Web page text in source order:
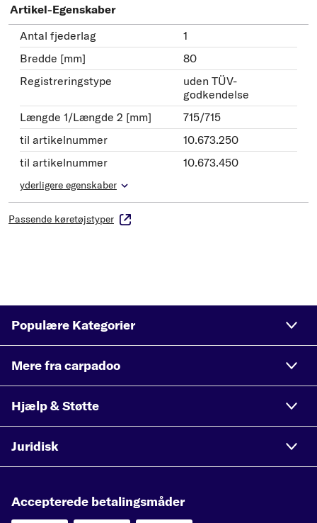
Artikel-Egenskaber
Antal fjederlag
1
Bredde [mm]
80
Registreringstype
uden TÜV-
godkendelse
Længde 1/Længde 2 [mm]
715/715
til artikelnummer
10.673.250
til artikelnummer
10.673.450
yderligere egenskaber
Passende køretøjstyper
Populære Kategorier
Mere fra carpadoo
Hjælp & Støtte
Juridisk
Accepterede betalingsmåder